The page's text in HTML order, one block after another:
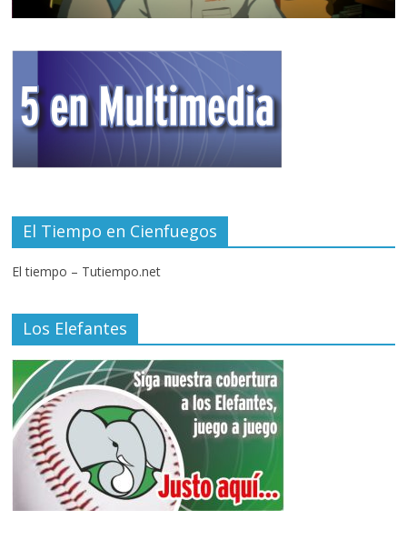
El Tiempo en Cienfuegos
El tiempo – Tutiempo.net
Los Elefantes